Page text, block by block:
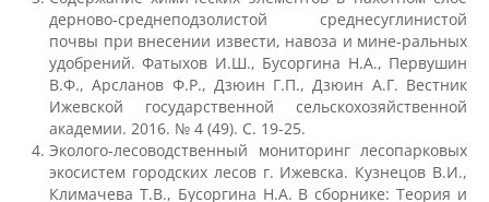
Противодействие терроризму
Предотвращение кризисных ситуаций
дерново-среднеподзолистой среднесуглинистой
почвы при внесении извести, навоза и мине-ральных
удобрений. Фатыхов И.Ш., Бусоргина Н.А., Первушин
В.Ф., Арсланов Ф.Р., Дзюин Г.П., Дзюин А.Г. Вестник
Ижевской государственной сельскохозяйственной
академии. 2016. № 4 (49). С. 19-25.
Эколого-лесоводственный мониторинг лесопарковых
экосистем городских лесов г. Ижевска. Кузнецов В.И.,
Климачева Т.В., Бусоргина Н.А. В сборнике: Теория и